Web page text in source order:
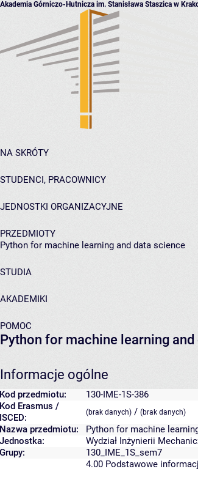
Akademia Górniczo-Hutnicza im. Stanisława Staszica w
NA SKRÓTY
STUDENCI, PRACOWNICY
JEDNOSTKI ORGANIZACYJNE
PRZEDMIOTY
Python for machine learning and data science
STUDIA
AKADEMIKI
POMOC
Python for machine learning
Informacje ogólne
Kod przedmiotu:
130-IME-1S-386
Kod Erasmus /
ISCED:
(brak danych) / (brak danych)
Nazwa przedmiotu:
Python for machine
Jednostka:
Wydział Inżynierii
Grupy:
130_IME_1S_sem7
4.00 Podstawowe